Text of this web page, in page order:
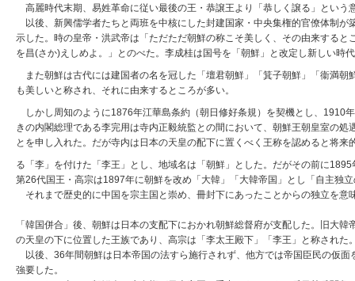
高麗時代末期、易姓革命に従い最後の王・恭譲王より「恭しく譲る」とい
以後、新興儒学者たちと両班を中核にした封建国家・中央集権的官僚体制
示した。時の皇帝・洪武帝は「ただただ朝鮮の称こそ美しく、その由来する
を昌(さか)えしめよ。」とのべた。李成桂は国号を「朝鮮」と改定し新しい時
また朝鮮は古代には建国者の名を冠した「壇君朝鮮」「箕子朝鮮」「衞満
も美しいと称され、それに由来するところが多い。
しかし周知のように1876年江華島条約（朝日修好条規）を契機とし、1910
きの内閣総理である李完用は寺内正毅統監との間において、朝鮮王朝皇室の
とを申し入れた。だが寺内は日本の天皇の配下に置くべく王称を認めると将
る「李」を付けた「李王」とし、地域名は「朝鮮」とした。だがその前に
第26代国王・高宗は1897年に朝鮮を改め「大韓」「大韓帝国」とし「自主独
それまで歴史的に中国を宗主国と崇め、冊封下にあったことからの独立を
「韓国併合」後、朝鮮は日本の支配下におかれ朝鮮総督府が支配した。旧大
の天皇の下に位置した王族であり、高宗は「李太王殿下」「李王」と称された
以後、36年間朝鮮は日本帝国の法すら施行されず、他方では帝国臣民の仮
強要した。